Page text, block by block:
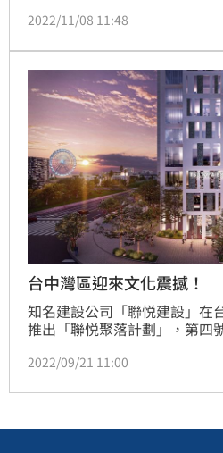
唐笛證實，金石堂因租金不堪
2022/11/08 11:48
台中灣區迎來文化震撼！
知名建設公司「聯悦建設」在
推出「聯悦聚落計劃」，第四
合近千坪TSUTAYA
選。
2022/09/21 11:00